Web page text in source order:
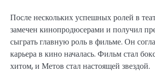
После нескольких успешных ролей в
замечен кинопродюсерами и получил
сыграть главную роль в фильме. Он
карьера в кино началась. Фильм стал
хитом, и Метов стал настоящей звездой.